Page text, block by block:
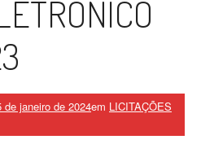
de janeiro de 2024em LICITAÇÕES